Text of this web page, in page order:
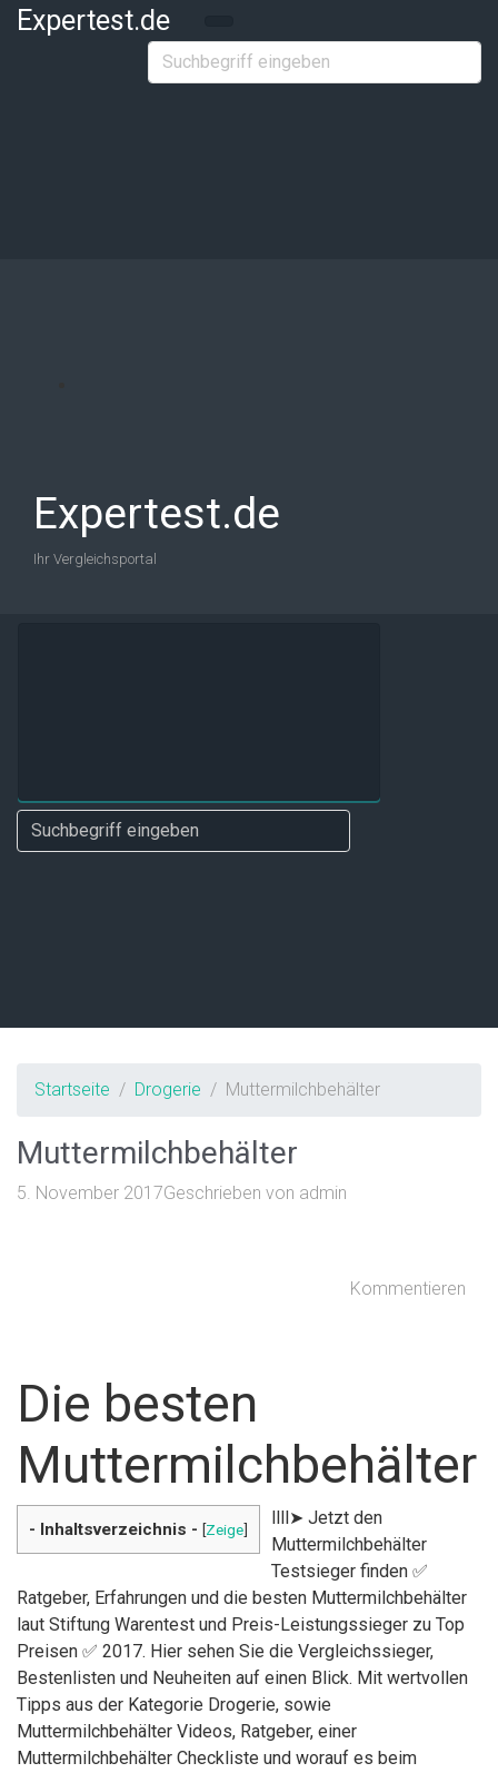
Zum Hauptinhalt springen
Expertest.de
Expertest.de
Ihr Vergleichsportal
Startseite Drogerie Muttermilchbehälter
Muttermilchbehälter
5. November 2017Geschrieben von admin
Kommentieren
Die besten
Muttermilchbehälter
- Inhaltsverzeichnis - [Zeige]
llll➤ Jetzt den
Muttermilchbehälter
Testsieger finden ✅
Ratgeber, Erfahrungen und die besten Muttermilchbehälter
laut Stiftung Warentest und Preis-Leistungssieger zu Top
Preisen ✅ 2017. Hier sehen Sie die Vergleichssieger,
Bestenlisten und Neuheiten auf einen Blick. Mit wertvollen
Tipps aus der Kategorie Drogerie, sowie
Muttermilchbehälter Videos, Ratgeber, einer
Muttermilchbehälter Checkliste und worauf es beim